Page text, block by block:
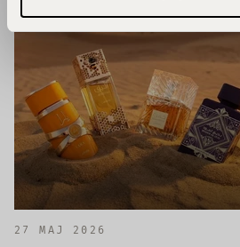
27 MAJ 2026